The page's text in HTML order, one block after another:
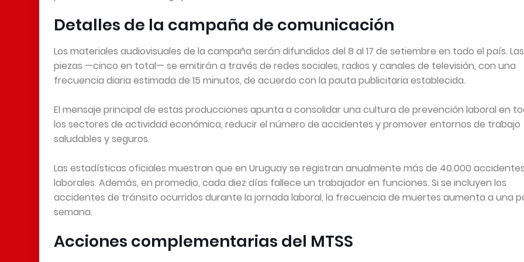
Detalles de la campaña de comunicación
Los materiales audiovisuales de la campaña serán difundidos del 8 al 17 de setiembre en todo el país. Las
piezas —cinco en total— se emitirán a través de redes sociales, radios y canales de televisión, con una
frecuencia diaria estimada de 15 minutos, de acuerdo con la pauta publicitaria establecida.
El mensaje principal de estas producciones apunta a consolidar una cultura de prevención laboral en
los sectores de actividad económica, reducir el número de accidentes y promover entornos de trabajo
saludables y seguros.
Las estadísticas oficiales muestran que en Uruguay se registran anualmente más de 40.000 accidentes
laborales. Además, en promedio, cada diez días fallece un trabajador en funciones. Si se incluyen los
accidentes de tránsito ocurridos durante la jornada laboral, la frecuencia de muertes aumenta a una
semana.
Acciones complementarias del MTSS